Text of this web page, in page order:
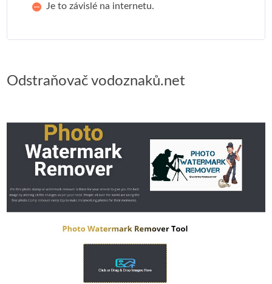
Je to závislé na internetu.
Odstraňovač vodoznaků.net